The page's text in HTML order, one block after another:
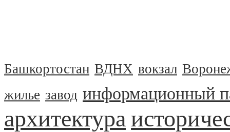
Башкортостан ВДНХ вокзал
жилье завод информационный
архитектура